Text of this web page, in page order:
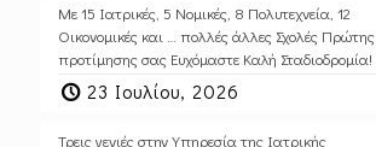
Με 15 Ιατρικές, 5 Νομικές, 8 Πολυτεχνεία, 12
Οικονομικές και … πολλές άλλες Σχολές Πρώτης
προτίμησης σας Ευχόμαστε Καλή Σταδιοδρομία!
23 Ιουλίου, 2026
Τρεις γενιές στην Υπηρεσία της Ιατρικής